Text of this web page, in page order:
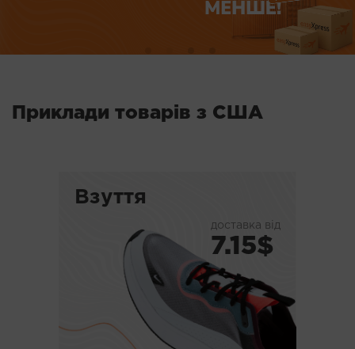
Приклади товарів з США
Взуття
доставка від
7.15$